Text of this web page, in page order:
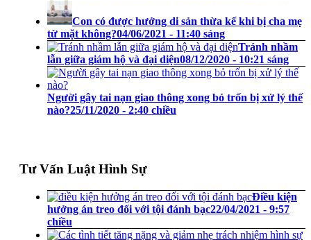
Con có được hưởng di sản thừa kế khi bị cha mẹ
từ mặt không?04/06/2021 - 11:40 sáng
Tránh nhầm
lẫn giữa giám hộ và đại diện08/12/2020 - 10:21 sáng
Người gây tai nạn giao thông xong bỏ trốn bị xử lý thế
nào?25/11/2020 - 2:40 chiều
Tư Vấn Luật Hình Sự
Điều kiện
hưởng án treo đối với tội đánh bạc22/04/2021 - 9:57
chiều